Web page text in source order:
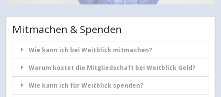
Mitmachen & Spenden
Wie kann ich bei Weitblick mitmachen?
Warum kostet die Mitgliedschaft bei Weitblick Geld?
Wie kann ich für Weitblick spenden?